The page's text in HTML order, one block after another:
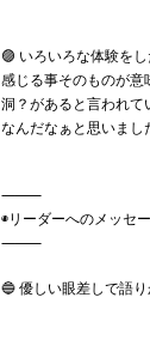
🟣 いろいろな体験を
感じる事そのものが意
洞？があると言われて
なんだなぁと思いまし
⸻
◉リーダーへのメッセ
⸻
🔵 優しい眼差しで語